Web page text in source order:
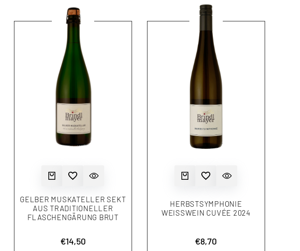
GELBER MUSKATELLER SEKT
AUS TRADITIONELLER
FLASCHENGÄRUNG BRUT
Aktionspreis
€14,50
HERBSTSYMPHONIE
WEISSWEIN CUVÉE 2024
Aktionspreis
€8,70